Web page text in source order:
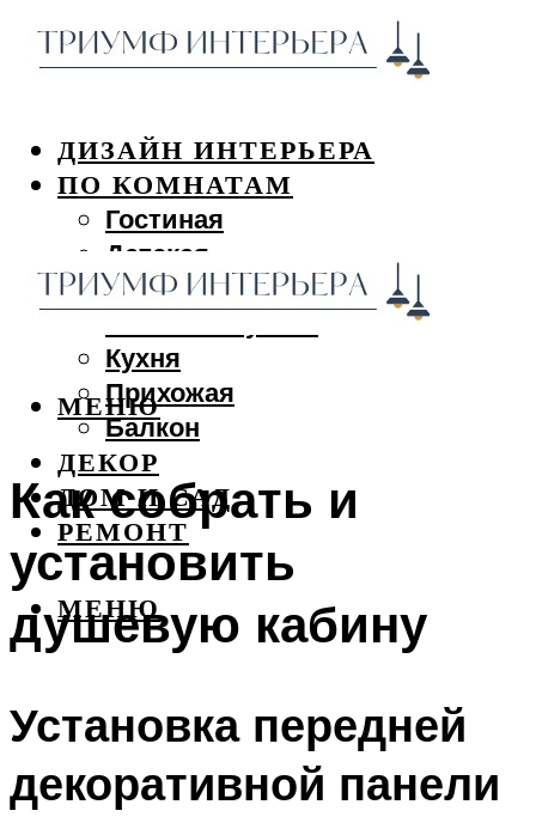
ДИЗАЙН ИНТЕРЬЕРА
ПО КОМНАТАМ
Гостиная
Детская
Спальня
Кухня
Прихожая
Балкон
ДЕКОР
ДОМ И САД
РЕМОНТ
МЕНЮ
МЕНЮ
Как собрать и
установить
душевую кабину
Установка передней
декоративной панели